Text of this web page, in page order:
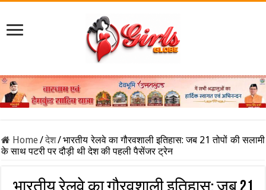
Home/देश/भारतीय रेलवे का गौरवशाली इतिहास: जब 21 तोपों की सलामी
के साथ पटरी पर दौड़ी थी देश की पहली पैसेंजर ट्रेन